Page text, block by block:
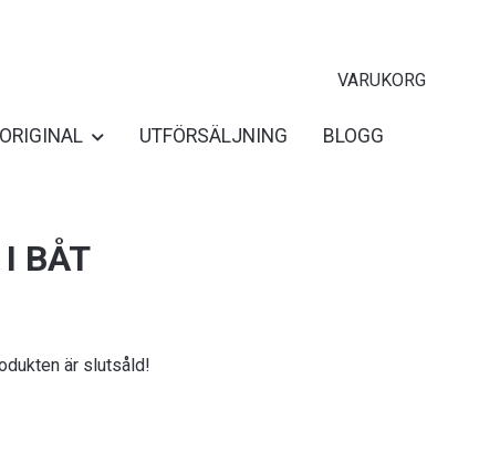
VARUKORG
ORIGINAL UTFÖRSÄLJNING BLOGG
BÅT
är slutsåld!